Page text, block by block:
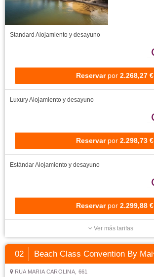
Standard Alojamiento y desayuno
Reservar por 2.268,27 €
LuxuryAlojamiento y desayuno
Reservar por 2.298,73 €
EstándarAlojamiento y desayuno
Reservar por 2.299,88 €
Ver más tarifas
02 Beach Class Convention By Mai
RUA MARIA CAROLINA, 661